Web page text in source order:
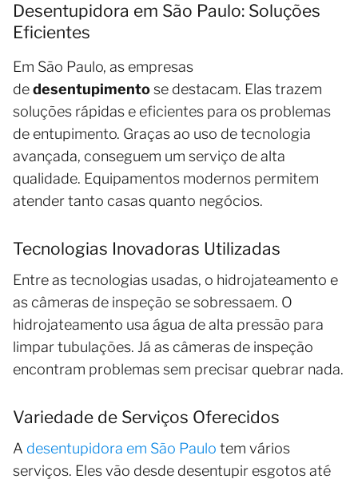
Desentupidora em São Paulo: Soluções
Eficientes
Em São Paulo, as empresas
dedesentupimentose destacam. Elas trazem
soluções rápidas e eficientes para os problemas
de entupimento. Graças ao uso de tecnologia
avançada, conseguem um serviço de alta
qualidade. Equipamentos modernos permitem
atender tanto casas quanto negócios.
Tecnologias Inovadoras Utilizadas
Entre as tecnologias usadas, o hidrojateamento e
as câmeras de inspeção se sobressaem. O
hidrojateamento usa água de alta pressão para
limpar tubulações. Já as câmeras de inspeção
encontram problemas sem precisar quebrar nada.
Variedade de Serviços Oferecidos
A desentupidora em São Paulo tem vários
serviços. Eles vão desde desentupir esgotos até